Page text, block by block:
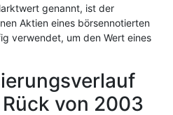
genannt, ist der
Aktien eines börsennotierten
verwendet, um den Wert eines
von 2003